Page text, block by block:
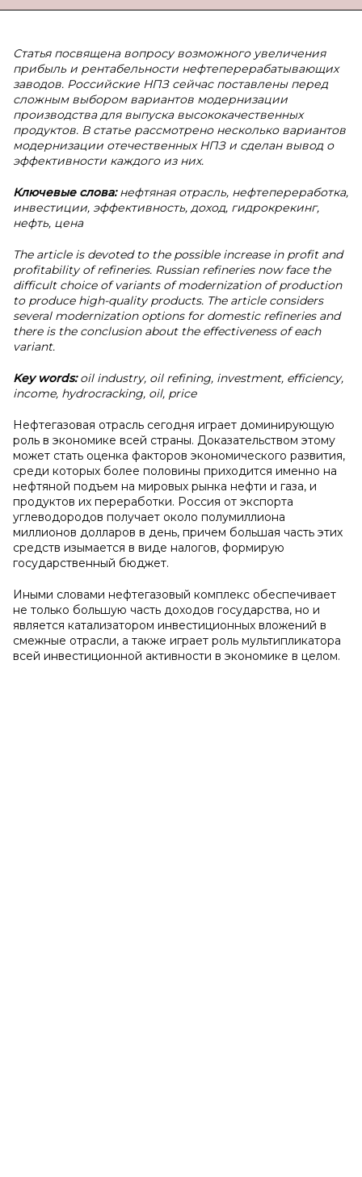
Статья посвящена вопросу возможного увеличения
прибыль и рентабельности нефтеперерабатывающих
заводов. Российские НПЗ сейчас поставлены перед
сложным выбором вариантов модернизации
производства для выпуска высококачественных
продуктов. В статье рассмотрено несколько вариантов
модернизации отечественных НПЗ и сделан вывод о
эффективности каждого из них.
Ключевые слова:нефтяная отрасль, нефтепереработка,
инвестиции, эффективность, доход, гидрокрекинг,
нефть, цена
The article is devoted to the possible increase in profit and
profitability of refineries. Russian refineries now face the
difficult choice of variants of modernization of production
to produce high-quality products. The article considers
several modernization options for domestic refineries and
there is the conclusion about the effectiveness of each
variant.
Key words:oil industry, oil refining, investment, efficiency,
income, hydrocracking, oil, price
Нефтегазовая отрасль сегодня играет доминирующую
роль в экономике всей страны. Доказательством этому
может стать оценка факторов экономического развития,
среди которых более половины приходится именно на
нефтяной подъем на мировых рынка нефти и газа, и
продуктов их переработки. Россия от экспорта
углеводородов получает около полумиллиона
миллионов долларов в день, причем большая часть этих
средств изымается в виде налогов, формирую
государственный бюджет.
Иными словами нефтегазовый комплекс обеспечивает
не только большую часть доходов государства, но и
является катализатором инвестиционных вложений в
смежные отрасли, а также играет роль мультипликатора
всей инвестиционной активности в экономике в целом.